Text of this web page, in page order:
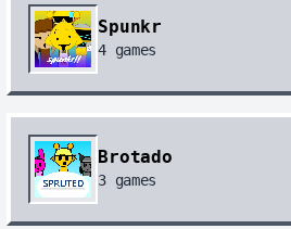
Spunkr
4 games
Brotado
3 games